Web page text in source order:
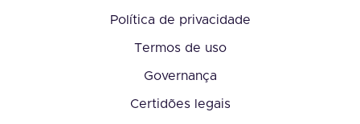
Política de privacidade
Termos de uso
Governança
Certidões legais